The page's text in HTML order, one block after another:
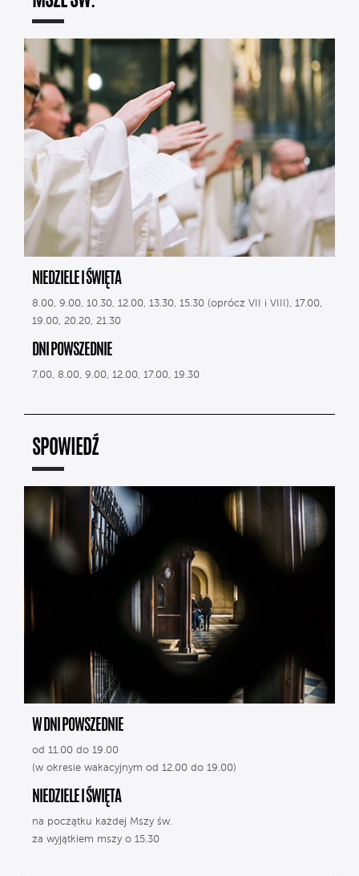
NIEDZIELE I ŚWIĘTA
8.00, 9.00, 10.30, 12.00, 13.30, 15.30 (oprócz VII i VIII), 17.00,
19.00, 20.20, 21.30
DNI POWSZEDNIE
7.00, 8.00, 9.00, 12.00, 17.00, 19.30
SPOWIEDŹ
W DNI POWSZEDNIE
od 11.00 do 19.00
(w okresie wakacyjnym od 12.00 do 19.00)
NIEDZIELE I ŚWIĘTA
na początku każdej Mszy św.
za wyjątkiem mszy o 15.30